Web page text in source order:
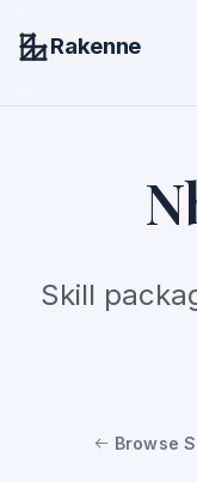
Rakenne
Skill
Browse